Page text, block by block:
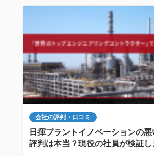
会社の評判・口コミ
日揮プラントイノベーションの悪
評判は本当？現役の社員が検証し